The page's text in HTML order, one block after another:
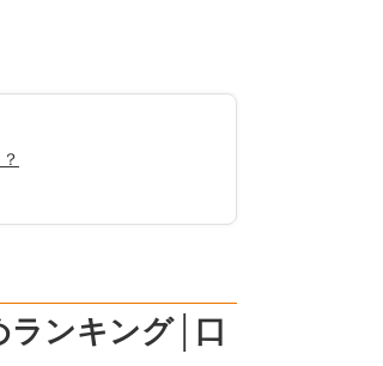
ランキング│口